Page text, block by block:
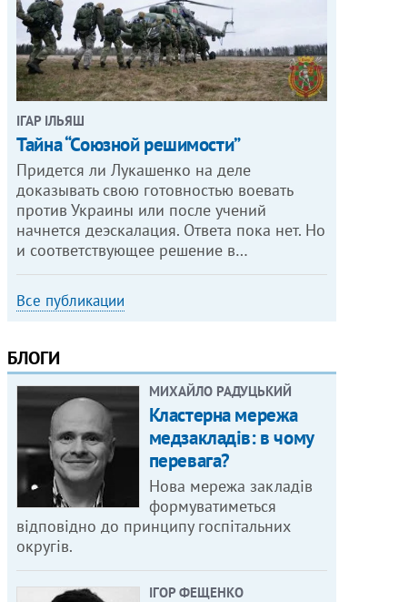
ІГАР ІЛЬЯШ
Тайна “Союзной решимости”
Придется ли Лукашенко на деле
доказывать свою готовностью воевать
против Украины или после учений
начнется деэскалация. Ответа пока нет. Но
и соответствующее решение в…
Все публикации
БЛОГИ
МИХАЙЛО РАДУЦЬКИЙ
Кластерна мережа
медзакладів: в чому
перевага?
Нова мережа закладів
формуватиметься
відповідно до принципу госпітальних
округів.
ІГОР ФЕЩЕНКО